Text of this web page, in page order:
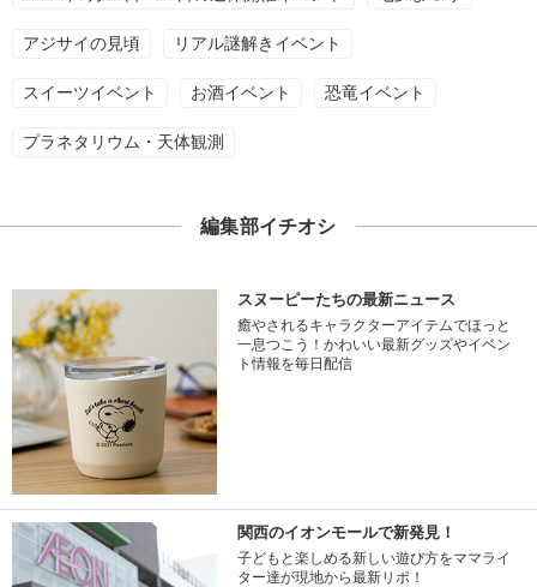
アジサイの見頃 リアル謎解きイベント
スイーツイベント お酒イベント 恐竜イベント
プラネタリウム・天体観測
編集部イチオシ
スヌーピーたちの最新ニュース
癒やされるキャラクターアイテムでほっと
一息つこう！かわいい最新グッズやイベン
ト情報を毎日配信
関西のイオンモールで新発見！
子どもと楽しめる新しい遊び方をママライ
ター達が現地から最新リポ！